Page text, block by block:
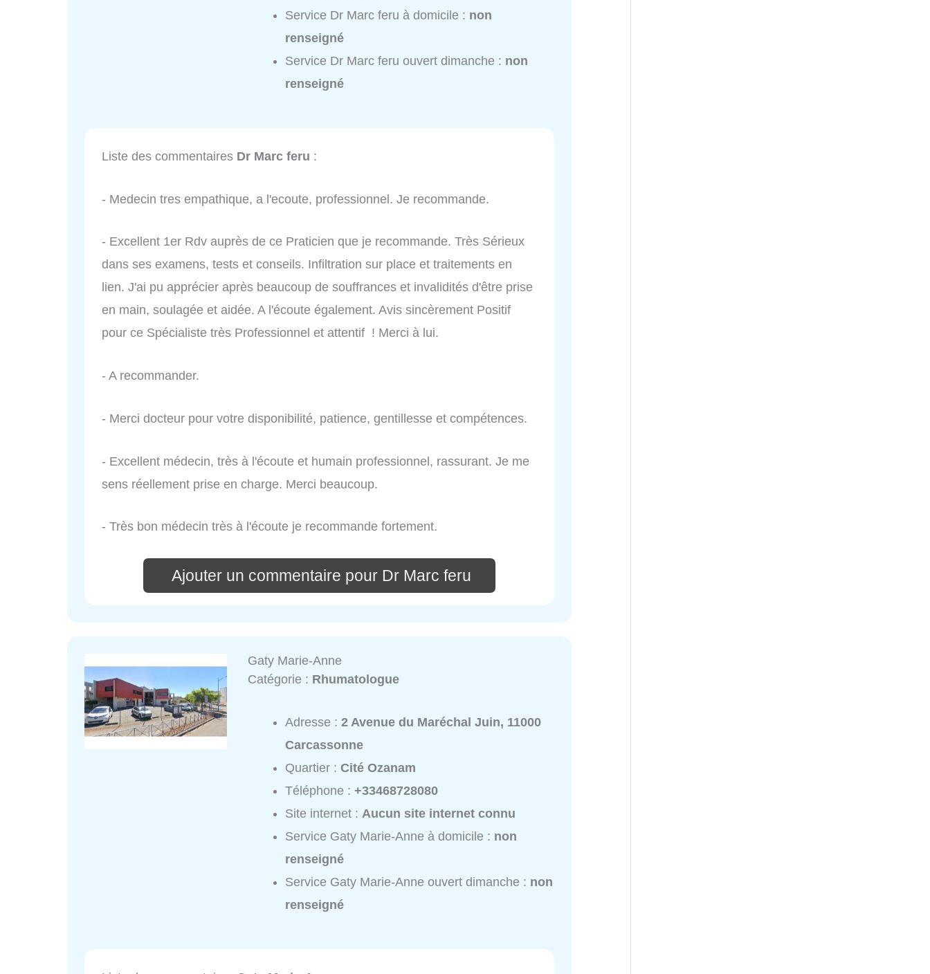
Service Dr Marc feru à domicile : non
renseigné
Service Dr Marc feru ouvert dimanche : non
renseigné
Liste des commentaires Dr Marc feru :
- Medecin tres empathique, a l'ecoute, professionnel. Je recommande.
- Excellent 1er Rdv auprès de ce Praticien que je recommande. Très Sérieux
dans ses examens, tests et conseils. Infiltration sur place et traitements en
lien. J'ai pu apprécier après beaucoup de souffrances et invalidités d'être prise
en main, soulagée et aidée. A l'écoute également. Avis sincèrement Positif
pour ce Spécialiste très Professionnel et attentif ! Merci à lui.
- A recommander.
- Merci docteur pour votre disponibilité, patience, gentillesse et compétences.
- Excellent médecin, très à l'écoute et humain professionnel, rassurant. Je me
sens réellement prise en charge. Merci beaucoup.
- Très bon médecin très à l'écoute je recommande fortement.
Ajouter un commentaire pour Dr Marc feru
Gaty Marie-Anne
Catégorie : Rhumatologue
Adresse :2 Avenue du Maréchal Juin, 11000
Carcassonne
Quartier :Cité Ozanam
Téléphone :+33468728080
Site internet : Aucun site internet connu
Service Gaty Marie-Anne à domicile : non
renseigné
Service Gaty Marie-Anne ouvert dimanche : non
renseigné